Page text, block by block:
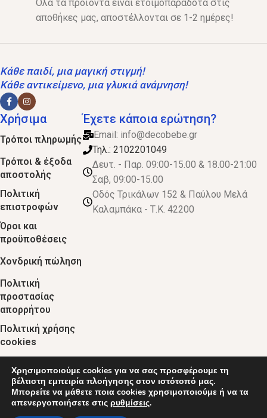
Όλα τα προϊόντα είναι ετοιμοπαράδοτα στις
αποθήκες μας, αποστέλλονται σε 1-2 ημέρες!
Κάθε παιδί, μια μαγική στιγμή!
Κάθε αντικείμενο, μια γλυκιά ανάμνηση!
Χρήσιμα
Τρόποι πληρωμής
Τρόποι & έξοδα
αποστολής
Πολιτική
επιστροφών
Όροι και
προϋποθέσεις
Χονδρική πώληση
Πολιτική
προστασίας
απορρήτου
Πολιτική χρήσης
cookies
Έχετε κάποια ερώτηση?
Email: info@decobebe.gr
Τηλ.: 2102201049
Δευτ. - Παρ. 09:00-15.00 & 18.00-21:00
Σαβ, 09:00-15.00
Οδός Τρικάλων 152 & Παύλου Μελά
Καλαμπάκα - Τ.Κ. 42200
© 2024 :: decobebe.gr
Χρησιμοποιούμε cookies για να σας προσφέρουμε τη
βέλτιστη εμπειρία πλοήγησης στον ιστότοπό μας.
Μπορείτε να μάθετε ποια cookies χρησιμοποιούμε ή να τα
απενεργοποιήσετε στις ρυθμίσεις.